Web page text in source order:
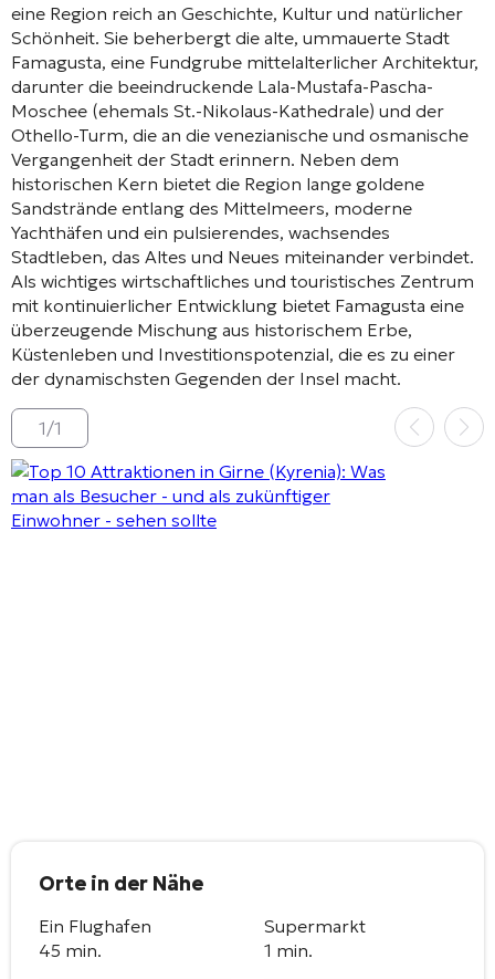
eine Region reich an Geschichte, Kultur und natürlicher
Schönheit. Sie beherbergt die alte, ummauerte Stadt
Famagusta, eine Fundgrube mittelalterlicher Architektur,
darunter die beeindruckende Lala-Mustafa-Pascha-
Moschee (ehemals St.-Nikolaus-Kathedrale) und der
Othello-Turm, die an die venezianische und osmanische
Vergangenheit der Stadt erinnern. Neben dem
historischen Kern bietet die Region lange goldene
Sandstrände entlang des Mittelmeers, moderne
Yachthäfen und ein pulsierendes, wachsendes
Stadtleben, das Altes und Neues miteinander verbindet.
Als wichtiges wirtschaftliches und touristisches Zentrum
mit kontinuierlicher Entwicklung bietet Famagusta eine
überzeugende Mischung aus historischem Erbe,
Küstenleben und Investitionspotenzial, die es zu einer
der dynamischsten Gegenden der Insel macht.
1/1
Orte in der Nähe
Ein Flughafen
45 min.
Supermarkt
1 min.